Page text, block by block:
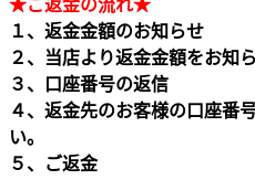
★ご返金の流れ★
１、返金金額のお知らせ
２、当店より返金金額をお知
３、口座番号の返信
４、返金先のお客様の口座番
い。
５、ご返金